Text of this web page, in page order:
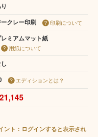
クレー印刷 印刷について
ミアムマット紙
用紙について
エディションとは？
ント：ログインすると表示され